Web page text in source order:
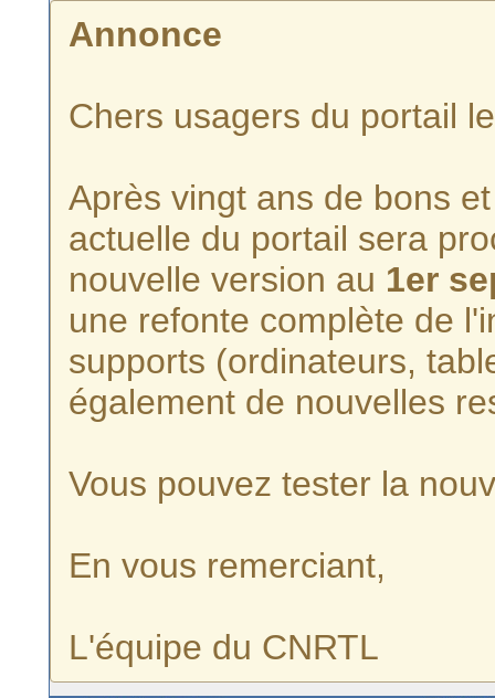
Annonce
Chers usagers du portail
Après vingt ans de bons
actuelle du portail sera
nouvelle version au 1er
une refonte complète de
supports (ordinateurs,
également de nouvelles
Vous pouvez tester la
En vous remerciant,
L'équipe du CNRTL